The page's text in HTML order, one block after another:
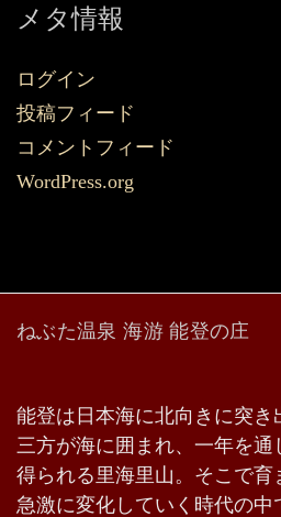
メタ情報
ログイン
投稿フィード
コメントフィード
WordPress.org
ねぶた温泉 海游 能登の庄
能登は日本海に北向きに突き
三方が海に囲まれ、一年を通
得られる里海里山。そこで育
急激に変化していく時代の中